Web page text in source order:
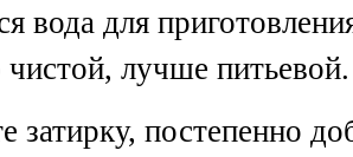
вода для
чистой, лучше питьевой.
затирку, постепенно